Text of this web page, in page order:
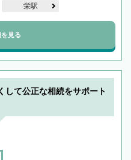
栄駅
見る
して公正な相続をサポート